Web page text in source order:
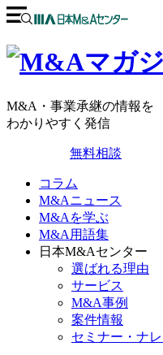
M&A・事業承継の情報を
わかりやすく発信
無料相談
コラム
M&Aニュース
M&Aを学ぶ
M&A用語集
日本M&Aセンター
選ばれる理由
サービス
M&A事例
案件情報
セミナー・ナ